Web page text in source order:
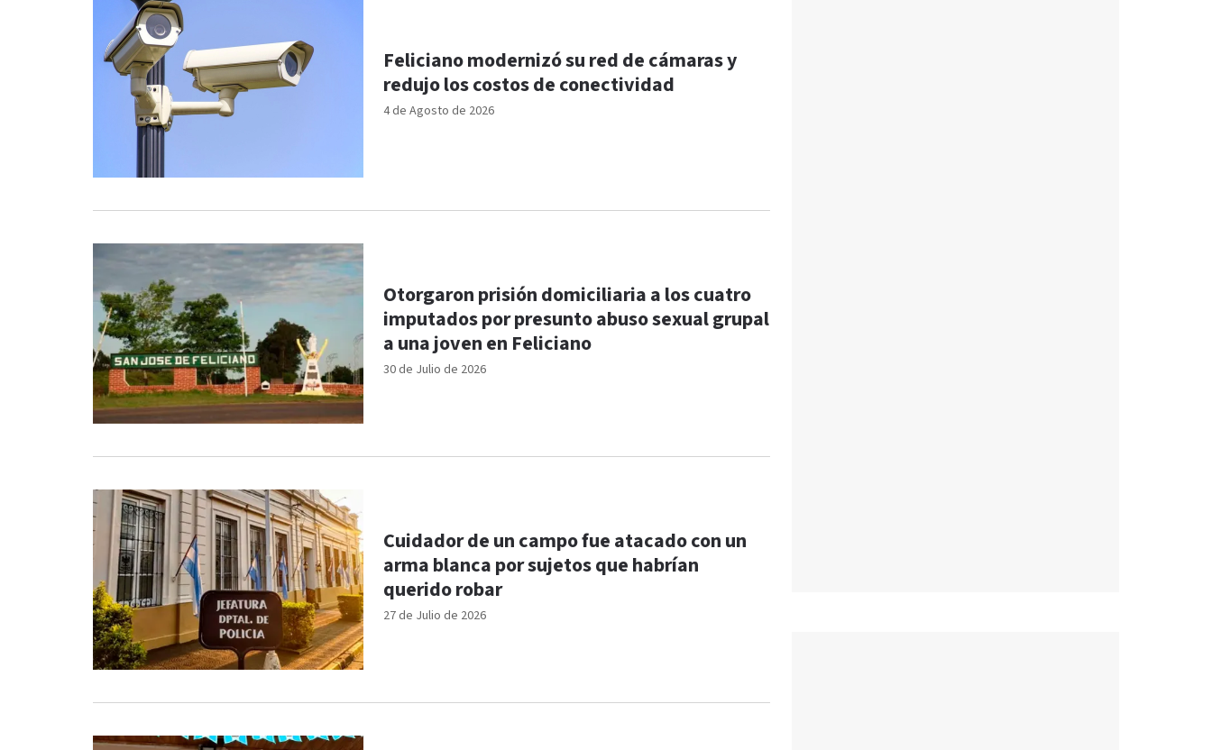
4 de Agosto de 2026
Feliciano modernizó su red de cámaras y
redujo los costos de conectividad
30 de Julio de 2026
Otorgaron prisión domiciliaria a los cuatro
imputados por presunto abuso sexual grupal
a una joven en Feliciano
27 de Julio de 2026
Cuidador de un campo fue atacado con un
arma blanca por sujetos que habrían
querido robar